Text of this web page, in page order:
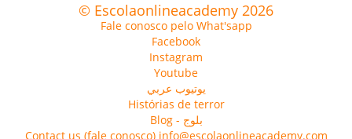
© Escolaonlineacademy 2026
Fale conosco pelo What'sapp
Facebook
Instagram
Youtube
يوتيوب عربي
Histórias de terror
Blog - بلوج
Contact us (fale conosco) info@escolaonlineacademy.com